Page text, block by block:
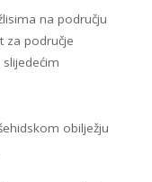
na području
za područje
obilježju